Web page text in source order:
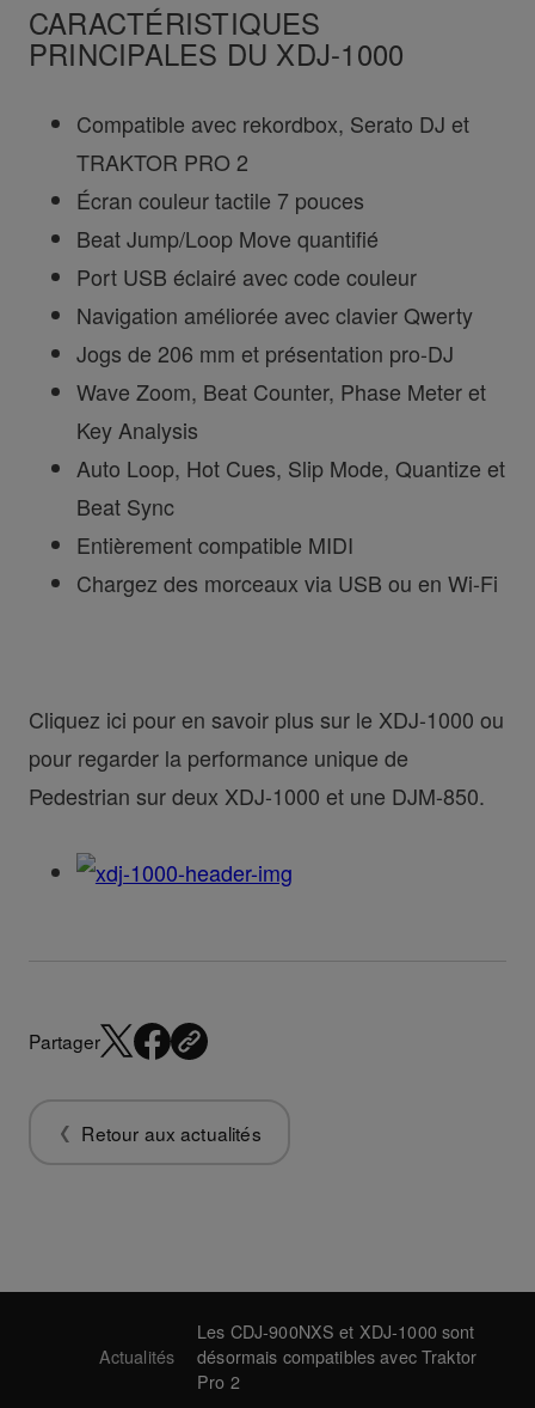
CARACTÉRISTIQUES
PRINCIPALES DU XDJ-1000
Compatible avec rekordbox, Serato DJ et
TRAKTOR PRO 2
Écran couleur tactile 7 pouces
Beat Jump/Loop Move quantifié
Port USB éclairé avec code couleur
Navigation améliorée avec clavier Qwerty
Jogs de 206 mm et présentation pro-DJ
Wave Zoom, Beat Counter, Phase Meter et
Key Analysis
Auto Loop, Hot Cues, Slip Mode, Quantize et
Beat Sync
Entièrement compatible MIDI
Chargez des morceaux via USB ou en Wi-Fi
Cliquez ici pour en savoir plus sur le XDJ-1000 ou
pour regarder la performance unique de
Pedestrian sur deux XDJ-1000 et une DJM-850.
Partager
Retour aux actualités
Actualités
Les CDJ-900NXS et XDJ-1000 sont
désormais compatibles avec Traktor
Pro 2